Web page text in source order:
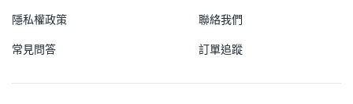
隱私權政策
常見問答
聯絡我們
訂單追蹤